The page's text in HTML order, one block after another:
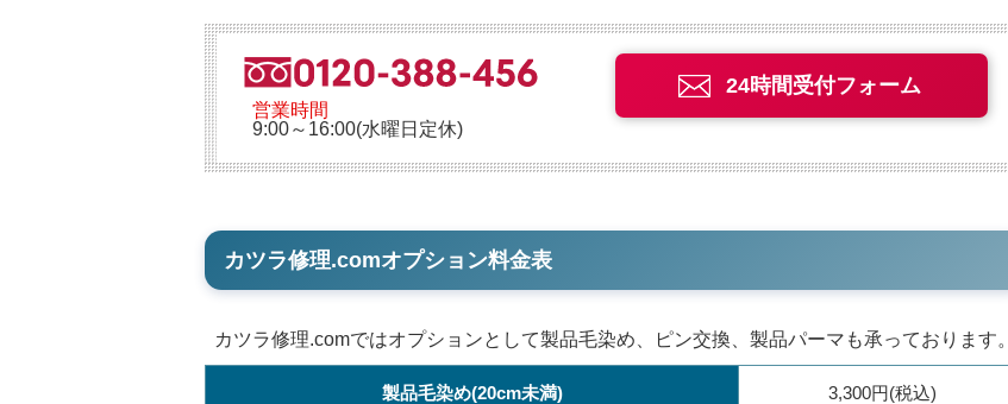
営業時間
9:00～16:00(水曜日定休)
24時間受付フォーム
カツラ修理.comオプション料金表
カツラ修理.comではオプションとして製品毛染め、ピン交換、製品パーマも承っております。
製品毛染め(20cm未満) 3,300円(税込)